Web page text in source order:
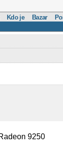
Kdo je Bazar
9250